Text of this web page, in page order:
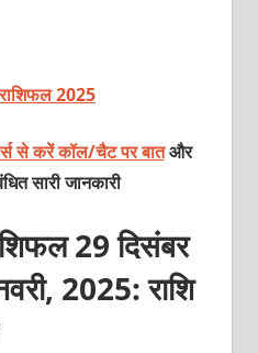
राशिफल 2025
से करें कॉल/चैट पर बातऔर
सारी जानकारी
29 दिसंबर
2025: राशि